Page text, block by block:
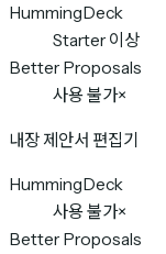
HummingDeck
Starter 이상
Better Proposals
사용 불가×
내장 제안서 편집기
HummingDeck
사용 불가×
Better Proposals